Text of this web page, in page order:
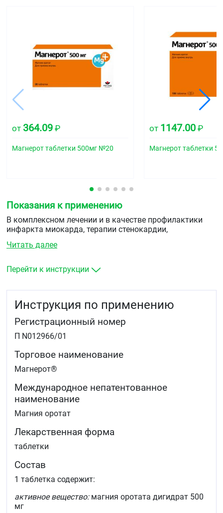
от 364.09 ₽
Магнерот таблетки 500мг №20
от 1147.00 ₽
Магнерот таблетки
Показания к применению
В комплексном лечении и в качестве профилактики
инфаркта миокарда, терапии стенокардии,
сердца, вызванных дефицитом магния, спастических
ангиоспазм), атеросклероза, артериите, нарушении
Читать далее
Перейти к инструкции
Инструкция по применению
Регистрационный номер
П N012966/01
Торговое наименование
Магнерот®
Международное непатентованное
наименование
Магния оротат
Лекарственная форма
таблетки
Состав
1 таблетка содержит:
активное вещество:магния оротата дигидрат 500
мг